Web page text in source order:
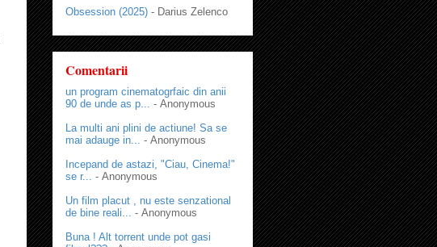
Obsession (2025) - Darius Zelenco
Comentarii
un program cinematogrfaic din anii
90 de unde as p... - Anonymous
La multi ani plini de actiune! Sa se
mai adauge in... - Anonymous
Incepand de astazi, "Ciau, Cinema!"
se r... - Anonymous
Un film placut , nu este senzational
de bine reali... - Anonymous
Buna ! Alt torrent unde pot gasi